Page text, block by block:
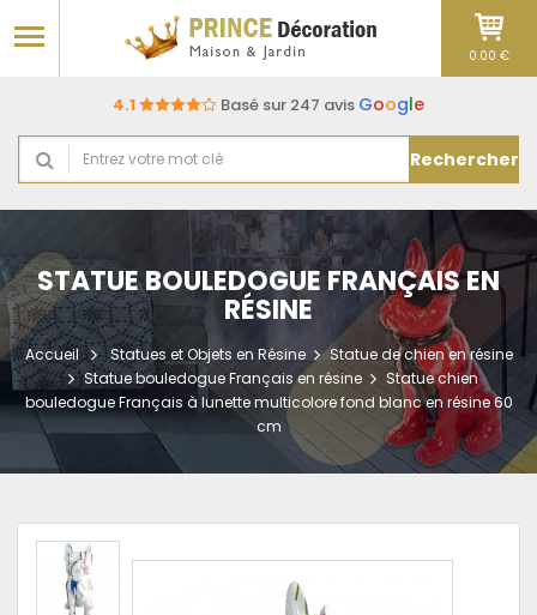
4.1 Basé sur 247 avis Google
Rechercher
0.00 €
STATUE BOULEDOGUE FRANÇAIS EN
RÉSINE
Accueil Statues et Objets en Résine
Statue de chien en résine
Statue bouledogue Français en résine
Statue chien
bouledogue Français à lunette multicolore fond blanc en résine 60
cm